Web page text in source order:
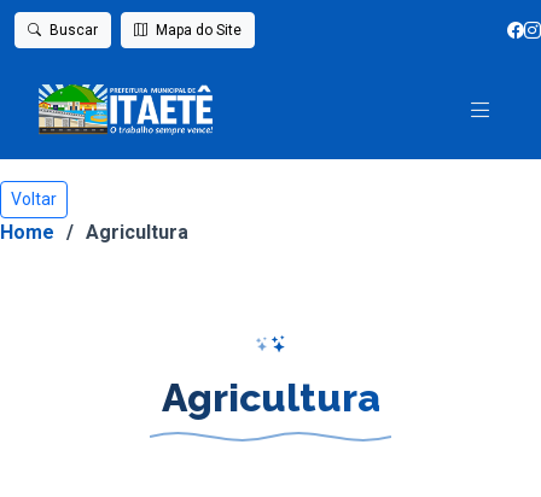
Buscar Mapa do Site
Voltar
Home Agricultura
Agricultura